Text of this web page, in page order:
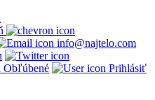
info@najtelo.com
Obľúbené
Prihlásiť